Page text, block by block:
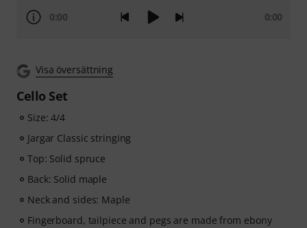
0:00 0:00
Visa översättning
Cello Set
Size: 4/4
Jargar Classic stringing
Top: Solid spruce
Back: Solid maple
Neck and sides: Maple
Fingerboard, tailpiece and pegs are made from ebony